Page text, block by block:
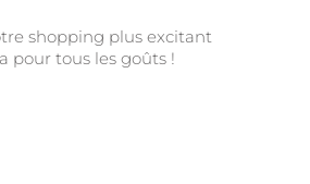
shopping plus excitant
pour tous les goûts !